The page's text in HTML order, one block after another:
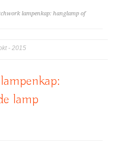
lampenkap: hanglamp of
2015
lamp